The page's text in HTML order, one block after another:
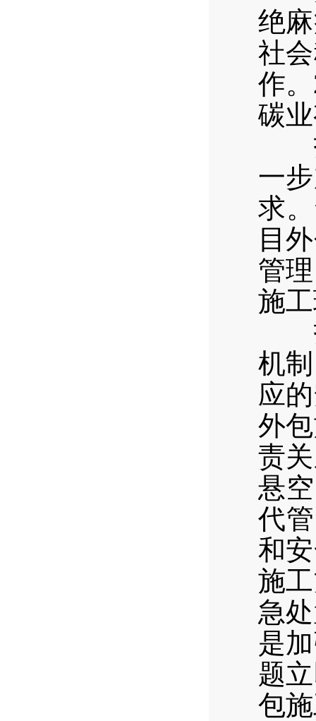
绝
社
作
碳
指
一
求
目
管
施
指
机
应
外
责
悬
代
和
施
急
是
题
包